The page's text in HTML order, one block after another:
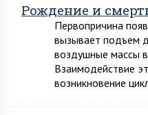
Рождение и
Первопричина
вызывает подъем
воздушные массы
Взаимодействие
возникновение